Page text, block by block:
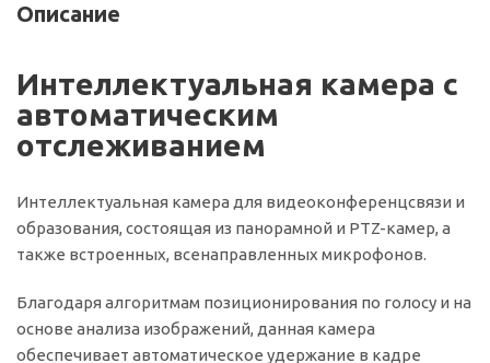
Описание
Интеллектуальная камера с
автоматическим
отслеживанием
Интеллектуальная камера для видеоконференцсвязи и
образования, состоящая из панорамной и PTZ-камер, а
также встроенных, всенаправленных микрофонов.
Благодаря алгоритмам позиционирования по голосу и на
основе анализа изображений, данная камера
обеспечивает автоматическое удержание в кадре